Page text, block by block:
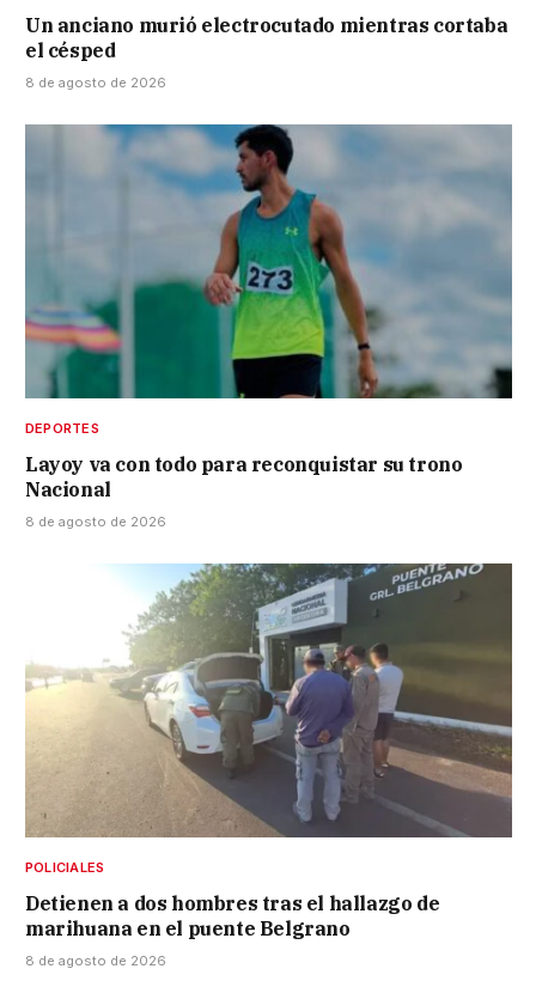
Un anciano murió electrocutado mientras cortaba
el césped
8 de agosto de 2026
DEPORTES
Layoy va con todo para reconquistar su trono
Nacional
8 de agosto de 2026
POLICIALES
Detienen a dos hombres tras el hallazgo de
marihuana en el puente Belgrano
8 de agosto de 2026